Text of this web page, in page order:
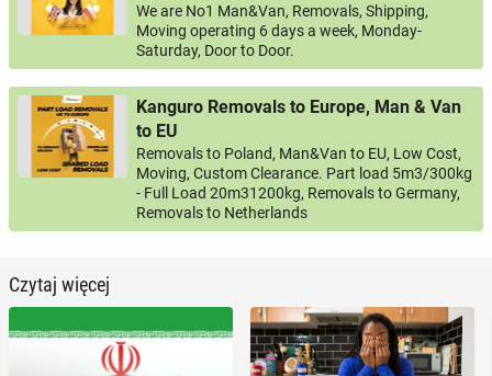
We are No1 Man&Van, Removals, Shipping,
Moving operating 6 days a week, Monday-
Saturday, Door to Door.
Kanguro Removals to Europe, Man & Van
to EU
Removals to Poland, Man&Van to EU, Low Cost,
Moving, Custom Clearance. Part load 5m3/300kg
- Full Load 20m31200kg, Removals to Germany,
Removals to Netherlands
Czytaj więcej